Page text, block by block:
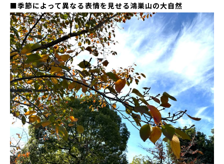
■季節によって異なる表情を見せる鴻巣山の大自然